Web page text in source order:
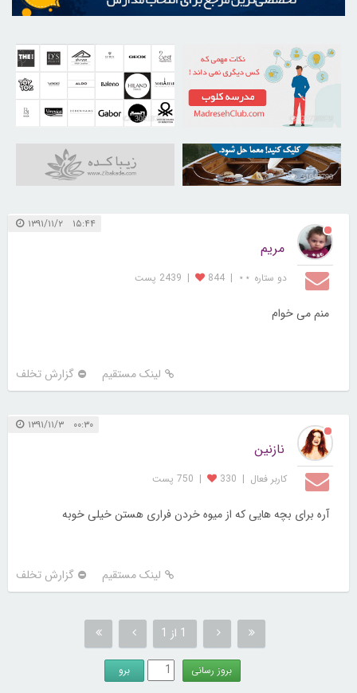
21730928
30818765
31042790
۱۵:۴۴ ۱۳۹۱/۱۱/۲
مریم
دو ستاره ⋆⋆ |
844
| 2439 پست
منم می خوام
لینک مستقیم گزارش تخلف
۰۰:۳۰ ۱۳۹۱/۱۱/۳
نازنین
کاربر فعال |
330
| 750 پست
آره برای بچه هایی که از میوه خردن فراری هستن خیلی خوبه
لینک مستقیم گزارش تخلف
1 از 1